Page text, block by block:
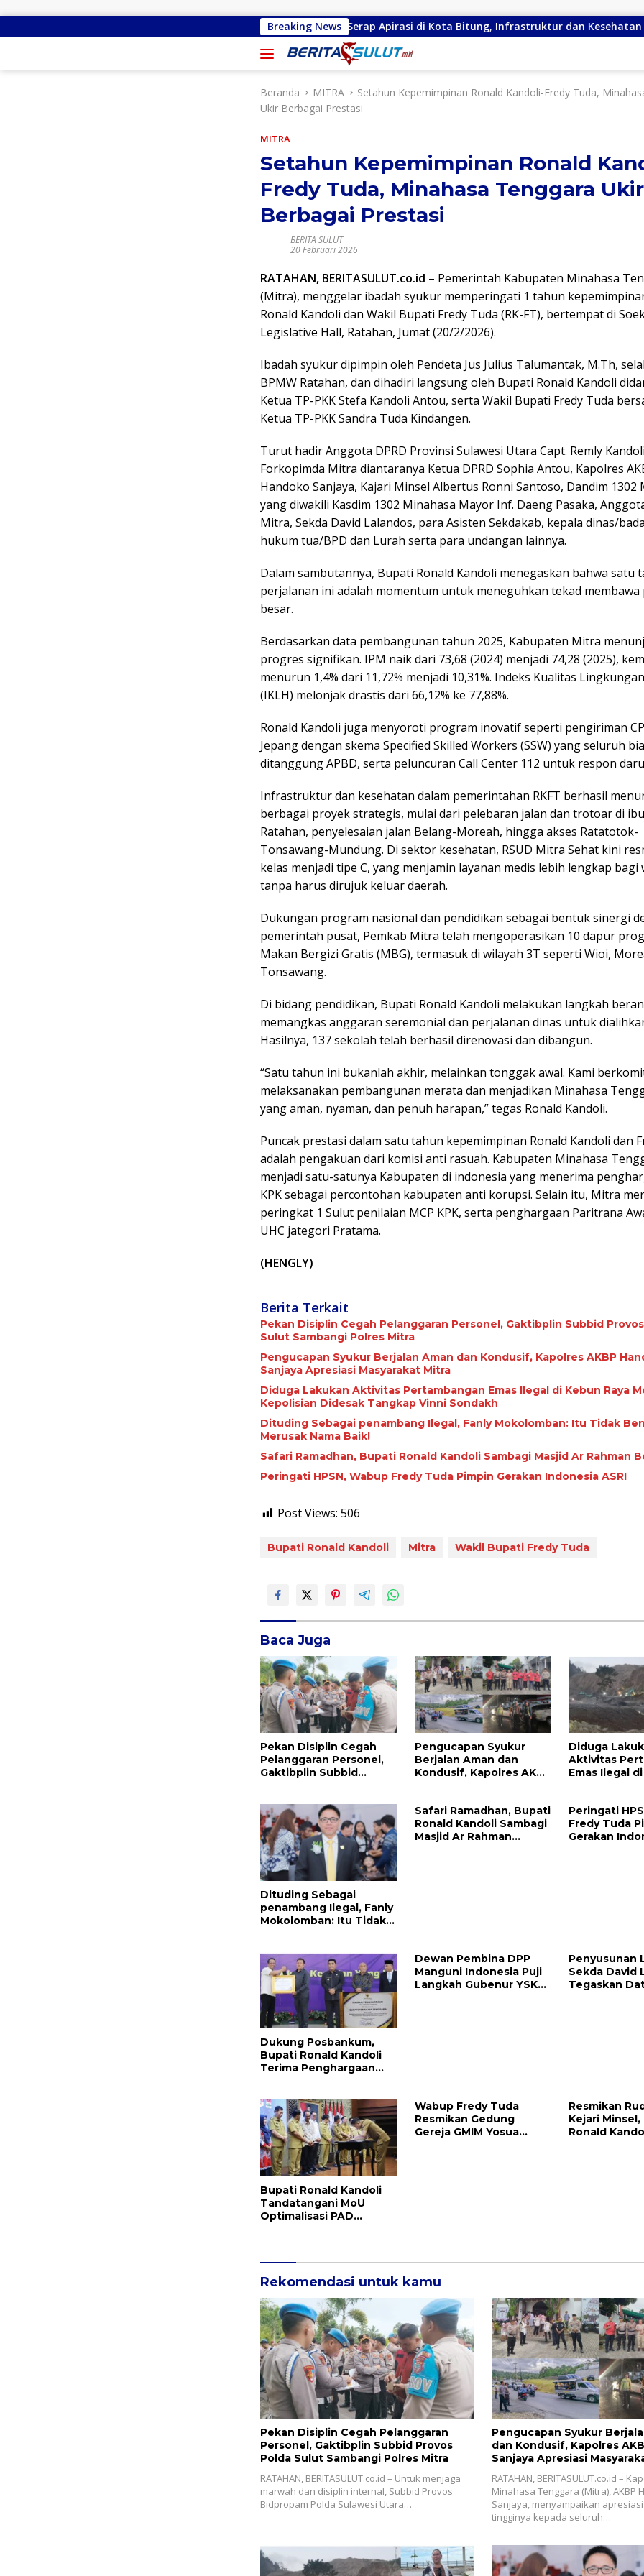
Breaking News
Priscilla Cindy Wurangian Serap Apirasi di Kota Bitung, Infrastruktur dan Kesehatan Serta Pendidikan
Beranda MITRA
Setahun Kepemimpinan Ronald Kandoli-Fredy Tuda,
Ukir Berbagai Prestasi
MITRA
Setahun Kepemimpinan Ronald
Fredy Tuda, Minahasa Tenggara Ukir
Berbagai Prestasi
BERITA SULUT
20 Februari 2026
RATAHAN, BERITASULUT.co.id – Pemerintah Kabupaten Minahasa
(Mitra), menggelar ibadah syukur memperingati 1 tahun
Ronald Kandoli dan Wakil Bupati Fredy Tuda (RK-FT), bertempat di
Legislative Hall, Ratahan, Jumat (20/2/2026).
Ibadah syukur dipimpin oleh Pendeta Jus Julius Talumantak, M.Th,
BPMW Ratahan, dan dihadiri langsung oleh Bupati Ronald Kandoli
Ketua TP-PKK Stefa Kandoli Antou, serta Wakil Bupati Fredy Tuda
Ketua TP-PKK Sandra Tuda Kindangen.
Turut hadir Anggota DPRD Provinsi Sulawesi Utara Capt. Remly
Forkopimda Mitra diantaranya Ketua DPRD Sophia Antou, Kapolres
Handoko Sanjaya, Kajari Minsel Albertus Ronni Santoso, Dandim 1302
yang diwakili Kasdim 1302 Minahasa Mayor Inf. Daeng Pasaka,
Mitra, Sekda David Lalandos, para Asisten Sekdakab, kepala dinas/
hukum tua/BPD dan Lurah serta para undangan lainnya.
Dalam sambutannya, Bupati Ronald Kandoli menegaskan bahwa satu
perjalanan ini adalah momentum untuk meneguhkan tekad
besar.
Berdasarkan data pembangunan tahun 2025, Kabupaten Mitra
progres signifikan. IPM naik dari 73,68 (2024) menjadi 74,28 (2025),
menurun 1,4% dari 11,72% menjadi 10,31%. Indeks Kualitas
(IKLH) melonjak drastis dari 66,12% ke 77,88%.
Ronald Kandoli juga menyoroti program inovatif seperti pengiriman
Jepang dengan skema Specified Skilled Workers (SSW) yang seluruh
ditanggung APBD, serta peluncuran Call Center 112 untuk respon
Infrastruktur dan kesehatan dalam pemerintahan RKFT berhasil
berbagai proyek strategis, mulai dari pelebaran jalan dan trotoar di
Ratahan, penyelesaian jalan Belang-Moreah, hingga akses Ratatotok-
Tonsawang-Mundung. Di sektor kesehatan, RSUD Mitra Sehat kini
kelas menjadi tipe C, yang menjamin layanan medis lebih lengkap bagi
tanpa harus dirujuk keluar daerah.
Dukungan program nasional dan pendidikan sebagai bentuk sinergi
pemerintah pusat, Pemkab Mitra telah mengoperasikan 10 dapur
Makan Bergizi Gratis (MBG), termasuk di wilayah 3T seperti Wioi,
Tonsawang.
Di bidang pendidikan, Bupati Ronald Kandoli melakukan langkah
memangkas anggaran seremonial dan perjalanan dinas untuk
Hasilnya, 137 sekolah telah berhasil direnovasi dan dibangun.
“Satu tahun ini bukanlah akhir, melainkan tonggak awal. Kami
melaksanakan pembangunan merata dan menjadikan Minahasa
yang aman, nyaman, dan penuh harapan,” tegas Ronald Kandoli.
Puncak prestasi dalam satu tahun kepemimpinan Ronald Kandoli dan
adalah pengakuan dari komisi anti rasuah. Kabupaten Minahasa
menjadi satu-satunya Kabupaten di indonesia yang menerima
KPK sebagai percontohan kabupaten anti korupsi. Selain itu, Mitra
peringkat 1 Sulut penilaian MCP KPK, serta penghargaan Paritrana
UHC jategori Pratama.
(HENGLY)
Berita Terkait
Pekan Disiplin Cegah Pelanggaran Personel, Gaktibplin Subbid
Sulut Sambangi ‎Polres Mitra
Pengucapan Syukur Berjalan Aman dan Kondusif, Kapolres AKBP
Sanjaya Apresiasi Masyarakat Mitra
Diduga Lakukan Aktivitas Pertambangan Emas Ilegal di Kebun Raya
Kepolisian Didesak Tangkap Vinni Sondakh
Dituding Sebagai penambang Ilegal, Fanly Mokolomban: Itu Tidak
Merusak Nama Baik!
Safari Ramadhan, Bupati Ronald Kandoli Sambagi Masjid Ar Rahman
Peringati HPSN, Wabup Fredy Tuda Pimpin Gerakan Indonesia ASRI
Post Views: 506
Bupati Ronald Kandoli Mitra Wakil Bupati Fredy Tuda
Baca Juga
Pekan Disiplin Cegah
Pelanggaran Personel,
Gaktibplin Subbid
Pengucapan Syukur
Berjalan Aman dan
Kondusif, Kapolres AKBP
Mitra
Diduga
Aktivitas
Emas Ilegal
Tangkap
Dituding Sebagai
penambang Ilegal, Fanly
Mokolomban: Itu Tidak
Safari Ramadhan, Bupati
Ronald Kandoli Sambagi
Masjid Ar Rahman
Peringati
Fredy Tuda
Gerakan
Dukung Posbankum,
Bupati Ronald Kandoli
Terima Penghargaan
Dewan Pembina DPP
Manguni Indonesia Puji
Langkah Gubenur YSK
Penyusunan
Sekda David
Tegaskan
Bupati Ronald Kandoli
Tandatangani MoU
Optimalisasi PAD
Wabup Fredy Tuda
Resmikan Gedung
Gereja GMIM Yosua
Resmikan
Kejari
Ronald
Rekomendasi untuk kamu
Pekan Disiplin Cegah Pelanggaran
Personel, Gaktibplin Subbid Provos
Polda Sulut Sambangi ‎Polres Mitra
RATAHAN, BERITASULUT.co.id – Untuk menjaga
marwah dan disiplin internal, Subbid Provos
Bidpropam Polda Sulawesi Utara…
Pengucapan Syukur
dan Kondusif, Kapolres
Sanjaya Apresiasi
‎RATAHAN, BERITASULUT.co.id –
Minahasa Tenggara (Mitra), AKBP
Sanjaya, menyampaikan
tingginya kepada seluruh…